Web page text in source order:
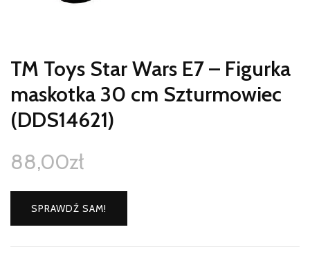
TM Toys Star Wars E7 – Figurka
maskotka 30 cm Szturmowiec
(DDS14621)
88,00zł
SPRAWDŹ SAM!